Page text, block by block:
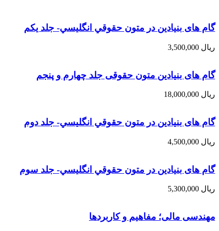
گام های بنیادین در متون حقوقي انگليسي- جلد يكم
ریال
گام های بنیادین متون حقوقی جلد چهارم و پنجم
ریال
گام های بنیادین در متون حقوقي انگليسي- جلد دوم
ریال
گام های بنیادین در متون حقوقي انگليسي- جلد سوم
ریال
مهندسی مالی؛ مفاهیم و کاربردها